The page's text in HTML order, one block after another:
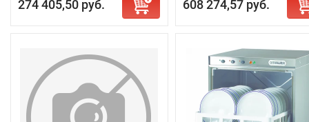
274 405,50 руб. 608 274,57 руб.